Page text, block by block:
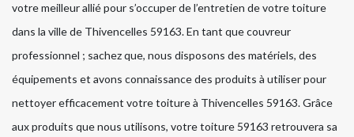
votre meilleur allié pour s’occuper de l’entretien de votre toiture
dans la ville de Thivencelles 59163. En tant que couvreur
professionnel ; sachez que, nous disposons des matériels, des
équipements et avons connaissance des produits à utiliser pour
nettoyer efficacement votre toiture à Thivencelles 59163. Grâce
aux produits que nous utilisons, votre toiture 59163 retrouvera sa